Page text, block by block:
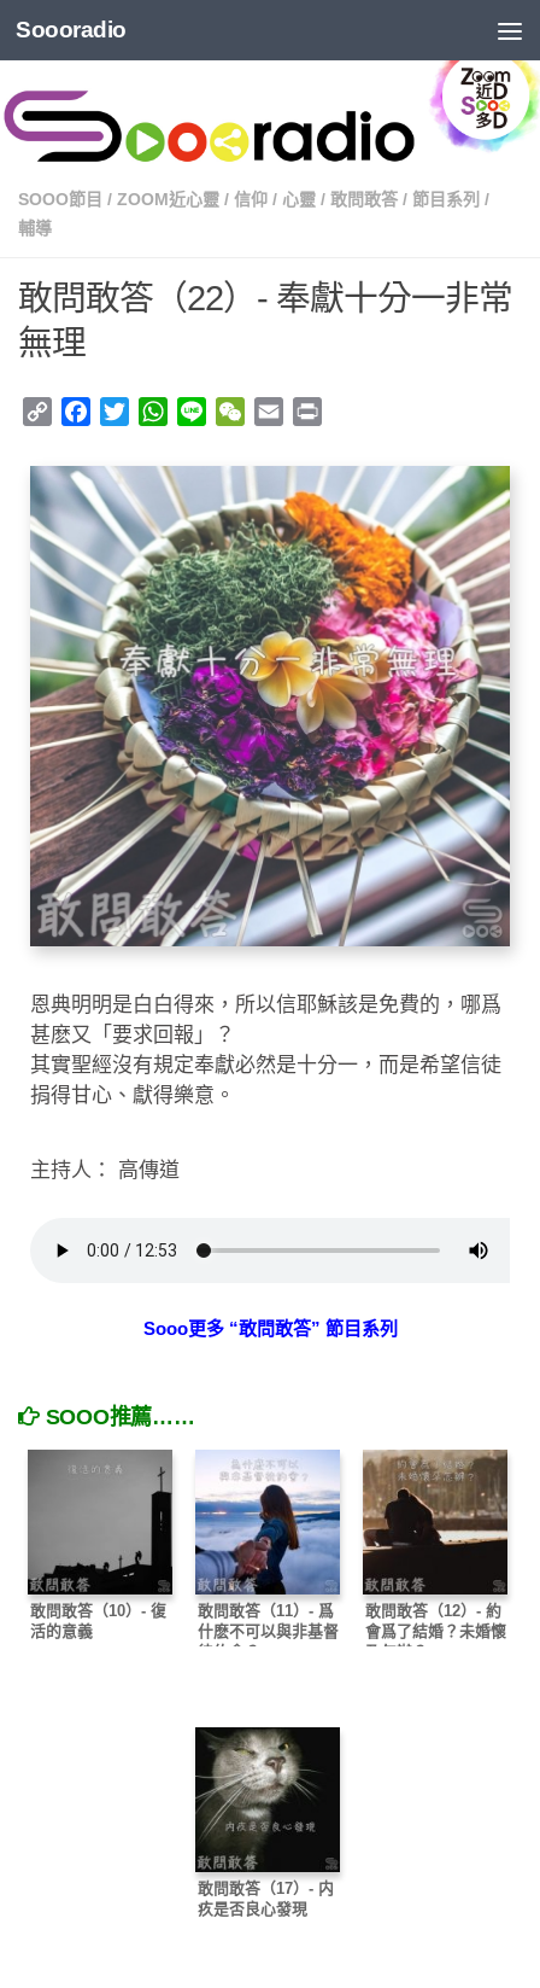
Soooradio
SOOO節目 / ZOOM近心靈 / 信仰 / 心靈 / 敢問敢答 / 節目系列 /
輔導
敢問敢答（22）- 奉獻十分一非常
無理
Copy
Facebook
TwitterWhatsApp
Line WeChat
Email
恩典明明是白白得來，所以信耶穌該是免費的，哪爲
甚麽又「要求回報」？
其實聖經沒有規定奉獻必然是十分一，而是希望信徒
捐得甘心、獻得樂意。
主持人： 高傳道
Sooo更多 “敢問敢答” 節目系列
SOOO推薦……
敢問敢答（10）- 復
活的意義
敢問敢答（11）- 爲
什麽不可以與非基督
徒約會？
敢問敢答（12）- 約
會爲了結婚？未婚懷
孕怎辦？
敢問敢答（17）- 内
疚是否良心發現